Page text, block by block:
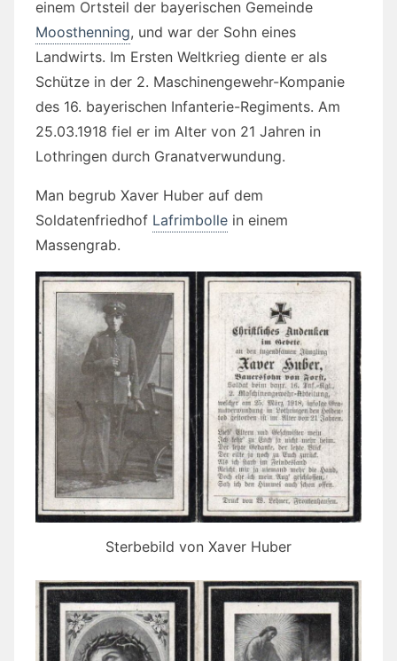
einem Ortsteil der bayerischen Gemeinde
Moosthenning, und war der Sohn eines
Landwirts. Im Ersten Weltkrieg diente er als
Schütze in der 2. Maschinengewehr-Kompanie
des 16. bayerischen Infanterie-Regiments. Am
25.03.1918 fiel er im Alter von 21 Jahren in
Lothringen durch Granatverwundung.
Man begrub Xaver Huber auf dem
Soldatenfriedhof Lafrimbolle in einem
Massengrab.
Sterbebild von Xaver Huber